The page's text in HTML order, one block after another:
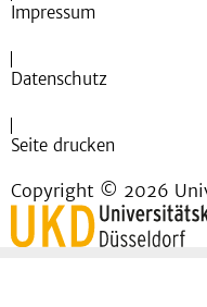
Impressum
Datenschutz
Seite drucken
Copyright © 2026